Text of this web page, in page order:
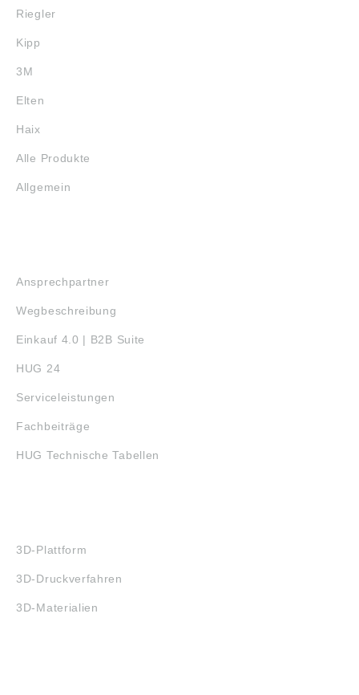
Riegler
Kipp
3M
Elten
Haix
Alle Produkte
Allgemein
Ansprechpartner
Wegbeschreibung
Einkauf 4.0 | B2B Suite
HUG 24
Serviceleistungen
Fachbeiträge
HUG Technische Tabellen
3D-Plattform
3D-Druckverfahren
3D-Materialien